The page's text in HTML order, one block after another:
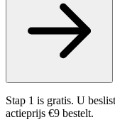
Stap 1 is gratis. U
actieprijs €9 bestelt.